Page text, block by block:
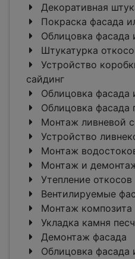
Декоративная
Покраска фасада
Облицовка фасада
Штукатурка
Устройство
сайдинг
Облицовка фасада
Облицовка фасада
Монтаж ливневой
Устройство
Монтаж
Монтаж и
Утепление откосов
Вентилируемые
Монтаж композита
Укладка камня
Демонтаж фасада
Облицовка фасада